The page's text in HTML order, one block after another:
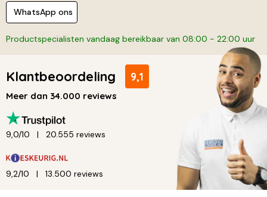
WhatsApp ons
Productspecialisten vandaag bereikbaar van 08:00 - 22:00 uur
Klantbeoordeling 9,1
Meer dan 34.000 reviews
9,0/10 20.555 reviews
9,2/10 13.500 reviews